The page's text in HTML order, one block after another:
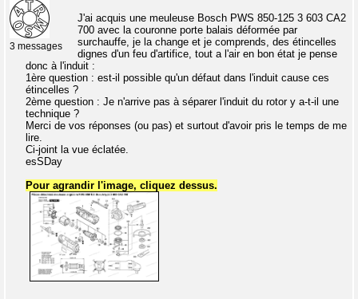
3 messages
J'ai acquis une meuleuse Bosch PWS 850-125 3 603 CA2
700 avec la couronne porte balais déformée par
surchauffe, je la change et je comprends, des étincelles
dignes d'un feu d'artifice, tout a l'air en bon état je pense
donc à l'induit :
1ère question : est-il possible qu'un défaut dans l'induit cause ces
étincelles ?
2ème question : Je n'arrive pas à séparer l'induit du rotor y a-t-il une
technique ?
Merci de vos réponses (ou pas) et surtout d'avoir pris le temps de me
lire.
Ci-joint la vue éclatée.
esSDay
Pour agrandir l'image, cliquez dessus.